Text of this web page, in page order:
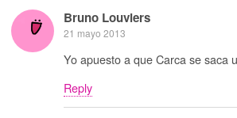
Bruno Louviers
21 mayo 2013
Yo apuesto a que Carca se saca
Reply